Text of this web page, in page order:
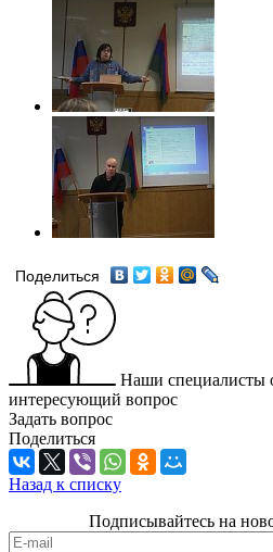
Поделиться
Наши специалисты
интересующий вопрос
Задать вопрос
Поделиться
Назад к списку
Подписывайтесь на